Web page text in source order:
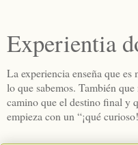
Experientia
La experiencia enseña que
lo que sabemos. También que
camino que el destino final y
empieza con un “¡qué